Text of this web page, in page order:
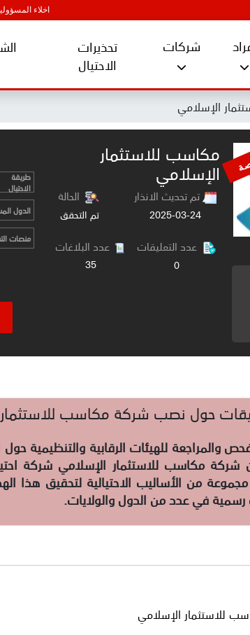
اخلاء
شركات تحذيرات
الاحتيال
الإسلامي
مكاسب للاستثمار
الإسلامي
تم تحديث الانذار
2025-03-24
الحالة
تم التحقق
عدد التعليقات
0
عدد البلاغات
35
طريقة
الاحتيال
الدول
منصات
حول نصب شركة مكاسب
والمراجعة للهيئات الرقابية والتنظيمية
شركة مكاسب للاستثمار الإسلامي شركة
من الأساليب الاحتيالية لتحقيق هذا
في عدد من الدول والولايات.
للاستثمار الإسلامي